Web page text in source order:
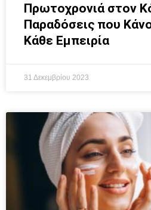
Πρωτοχρονιά στον
Παραδόσεις που
Κάθε Εμπειρία
31 Δεκεμβρίου 2023